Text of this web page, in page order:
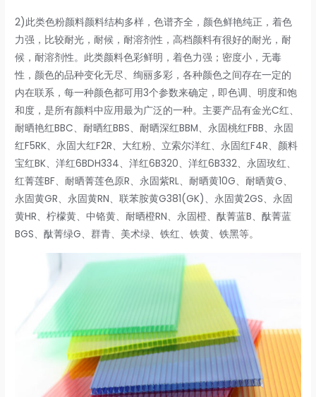
2)此类色粉颜料颜料结构多样，色谱齐全，颜色鲜艳纯正，着色
力强，比较耐光，耐候，耐溶剂性，高档颜料有很好的耐光，耐
候，耐溶剂性。此类颜料色彩鲜明，着色力强；密度小，无毒
性，颜色的品种变化无尽、绚丽多彩，各种颜色之间存在一定的
内在联系，每一种颜色都可用3个参数来确定，即色调、明度和饱
和度，是所有颜料中应用最为广泛的一种。主要产品有金光C红、
耐晒艳红BBC、耐晒红BBS、耐晒深红BBM、永固桃红FBB、永固
红F5RK、永固大红F2R、大红粉、立索尔洋红、永固红F4R、颜料
宝红BK、洋红6BDH334、洋红6B320、洋红6B332、永固玫红、
红菁莲BF、耐晒菁莲色原R、永固紫RL、耐晒黄10G、耐晒黄G、
永固黄GR、永固黄RN、联苯胺黄G381(GK)、永固黄2GS、永固
黄HR、柠檬黄、中铬黄、耐晒橙RN、永固橙、酞菁蓝B、酞菁蓝
BGS、酞菁绿G、群青、美术绿、铁红、铁黄、铁黑等。